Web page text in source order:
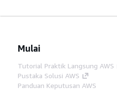
Mulai
Tutorial Praktik Langsung AWS
Pustaka Solusi AWS
Panduan Keputusan AWS